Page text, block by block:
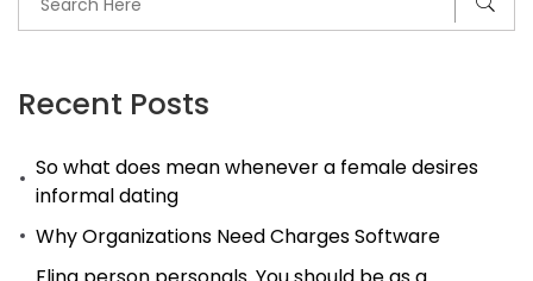
Recent Posts
So what does mean whenever a female desires
informal dating
Why Organizations Need Charges Software